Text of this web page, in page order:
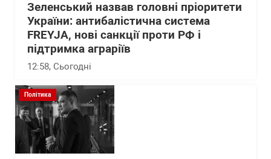
Зеленський назвав головні пріоритети
України: антибалістична система
FREYJA, нові санкції проти РФ і
підтримка аграріїв
12:58, Сьогодні
Політика